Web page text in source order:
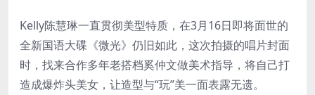
Kelly陈慧琳一直贯彻美型特质，在3月16日即将面世的
全新国语大碟《微光》仍旧如此，这次拍摄的唱片封面
时，找来合作多年老搭档奚仲文做美术指导，将自己打
造成爆炸头美女，让造型与“玩”美一面表露无遗。